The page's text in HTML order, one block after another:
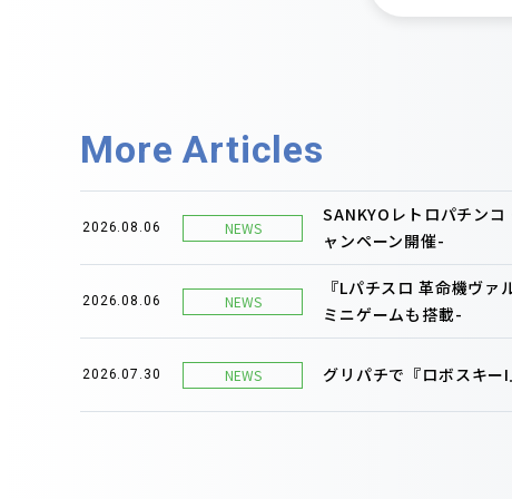
More Articles
2026.08.06 NEWS
SANKYOレトロパチン
ャンペーン開催-
2026.08.06 NEWS
『Lパチスロ 革命機ヴ
ミニゲームも搭載-
2026.07.30 NEWS グリパチで『ロボスキ